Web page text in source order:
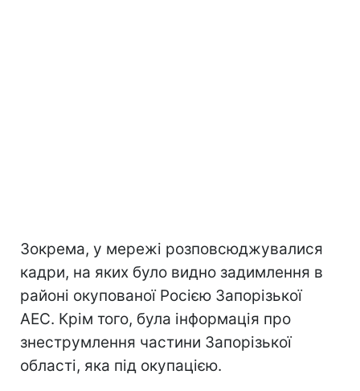
Зокрема, у мережі розповсюджувалися
кадри, на яких було видно задимлення в
районі окупованої Росією Запорізької
АЕС. Крім того, була інформація про
знеструмлення частини Запорізької
області, яка під окупацією.